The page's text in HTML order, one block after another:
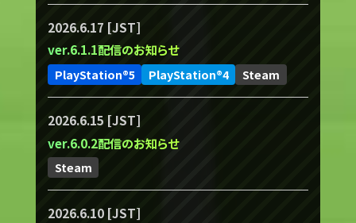
2026.6.17 [JST]
ver.6.1.1配信のお知らせ
PlayStation®5 PlayStation®4 Steam
2026.6.15 [JST]
ver.6.0.2配信のお知らせ
Steam
2026.6.10 [JST]